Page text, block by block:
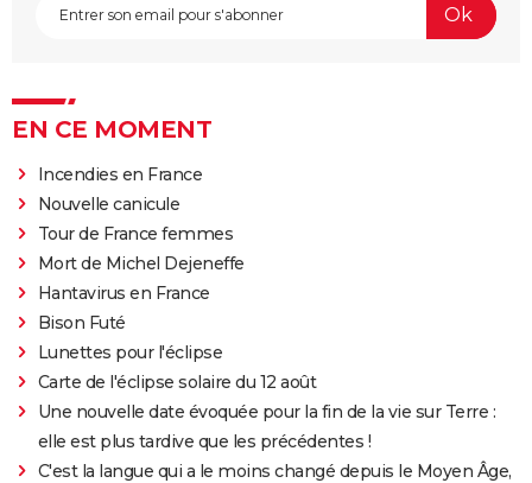
EN CE MOMENT
Incendies en France
Nouvelle canicule
Tour de France femmes
Mort de Michel Dejeneffe
Hantavirus en France
Bison Futé
Lunettes pour l'éclipse
Carte de l'éclipse solaire du 12 août
Une nouvelle date évoquée pour la fin de la vie sur Terre :
elle est plus tardive que les précédentes !
C'est la langue qui a le moins changé depuis le Moyen Âge,